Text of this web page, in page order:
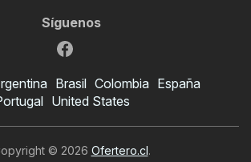
Síguenos
Brasil Colombia España
United States
© 2026 Ofertero.cl.